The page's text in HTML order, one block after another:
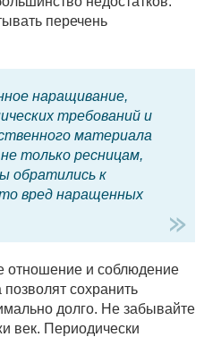
перечень
наращивание,
требований и
материала
только ресницам,
обратились к
вред наращенных
отношение и соблюдение
сохранить
долго. Не забывайте
век. Периодически